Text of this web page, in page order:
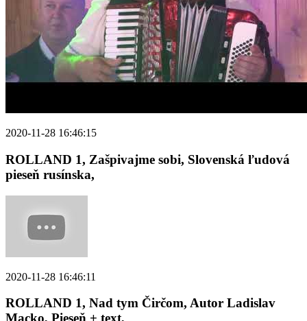
2020-11-28 16:46:15
ROLLAND 1, Zašpivajme sobi, Slovenská ľudová
pieseň rusínska,
2020-11-28 16:46:11
ROLLAND 1, Nad tym Čirčom, Autor Ladislav
Macko, Pieseň + text,